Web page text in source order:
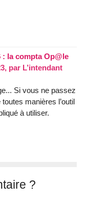
: la compta Op@le
, par L’intendant
Si vous ne passez
manières l’outil
à utiliser.
?